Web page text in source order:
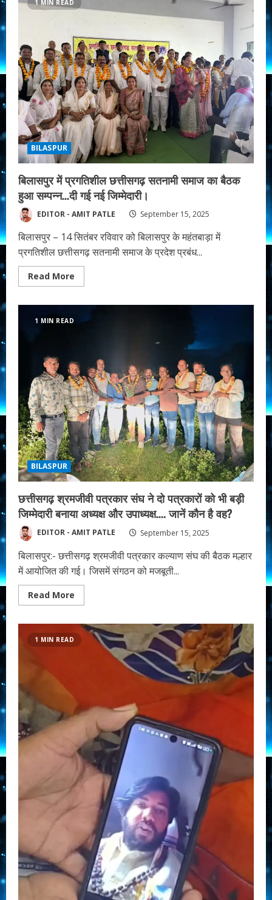
छत्तीसगढ़
में
रिलीज
होने
जा
रही
है
बलिदानी
राजा
गुरु
बालक
दास
फिल्म।
1 MIN READ
BILASPUR
बिलासपुर में प्रगतिशील छत्तीसगढ़ सतनामी समाज का बैठक
हुआ सम्पन्न…दी गई नई जिम्मेदारी।
EDITOR - AMIT PATLE September 15, 2025
बिलासपुर – 14 सितंबर रविवार को बिलासपुर के महंतबाड़ा में
प्रगतिशील छत्तीसगढ़ सतनामी समाज के प्रदेश प्रबंध...
Read More
more
प्रगतिशील
बैठक
हुआ
सम्पन्न…
दी
गई
नई
जिम्मेदारी।
1 MIN READ
BILASPUR
छत्तीसगढ़ श्रमजीवी पत्रकार संघ ने दो पत्रकारों को भी बड़ी
जिम्मेदारी बनाया अध्यक्ष और उपाध्यक्ष…. जानें कौन है वह?
EDITOR - AMIT PATLE September 15, 2025
बिलासपुर:- छत्तीसगढ़ श्रमजीवी पत्रकार कल्याण संघ की बैठक मल्हार
में आयोजित की गई। जिसमें संगठन को मजबूती...
Read More
more
श्रमजीवी
पत्रकार
संघ
जिम्मेदारी
बनाया
अध्यक्ष
उपाध्यक्ष….
जानें
कौन
वह?
1 MIN READ